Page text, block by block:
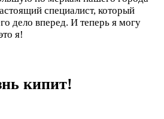
специалист, который
дело вперед. И теперь я могу
я!
кипит!